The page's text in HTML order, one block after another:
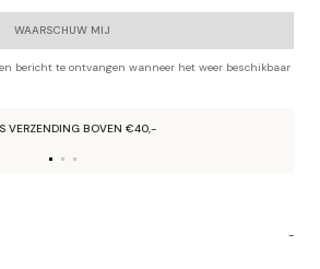
WAARSCHUW MIJ
bericht te ontvangen wanneer het weer beschikbaar
VERZENDING BOVEN €40,-